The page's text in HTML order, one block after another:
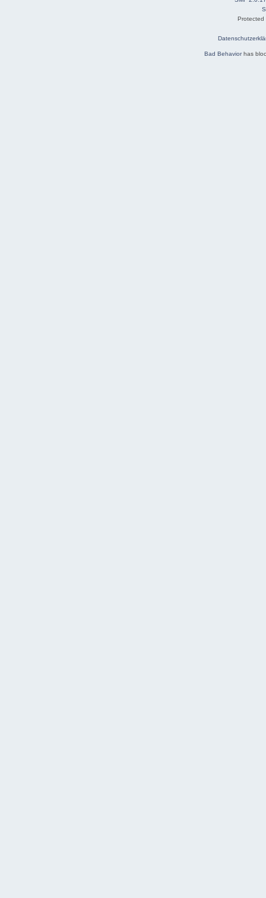
Bad Behaviorhas